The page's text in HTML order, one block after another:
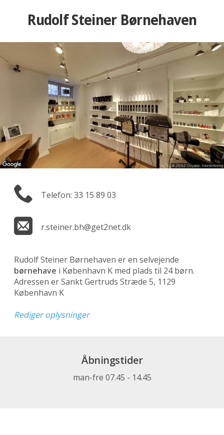
Rudolf Steiner Børnehaven
Telefon: 33 15 89 03
r.steiner.bh@get2net.dk
Rudolf Steiner Børnehaven er en selvejende
børnehave i København K med plads til 24 børn.
Adressen er Sankt Gertruds Stræde 5, 1129
København K
Rediger oplysninger
Åbningstider
man-fre 07.45 - 14.45